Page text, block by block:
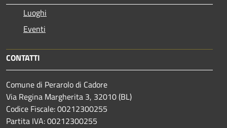
Luoghi
Eventi
CONTATTI
Comune di Perarolo di Cadore
Via Regina Margherita 3, 32010 (BL)
Codice Fiscale: 00212300255
Partita IVA: 00212300255